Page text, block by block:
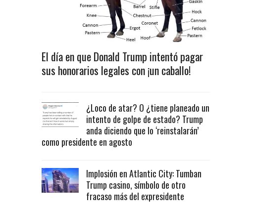
El día en que Donald Trump intentó pagar
sus honorarios legales con ¡un caballo!
¿Loco de atar? O ¿tiene planeado un
intento de golpe de estado? Trump
anda diciendo que lo ‘reinstalarán’
como presidente en agosto
Implosión en Atlantic City: Tumban
Trump casino, símbolo de otro
fracaso más del expresidente